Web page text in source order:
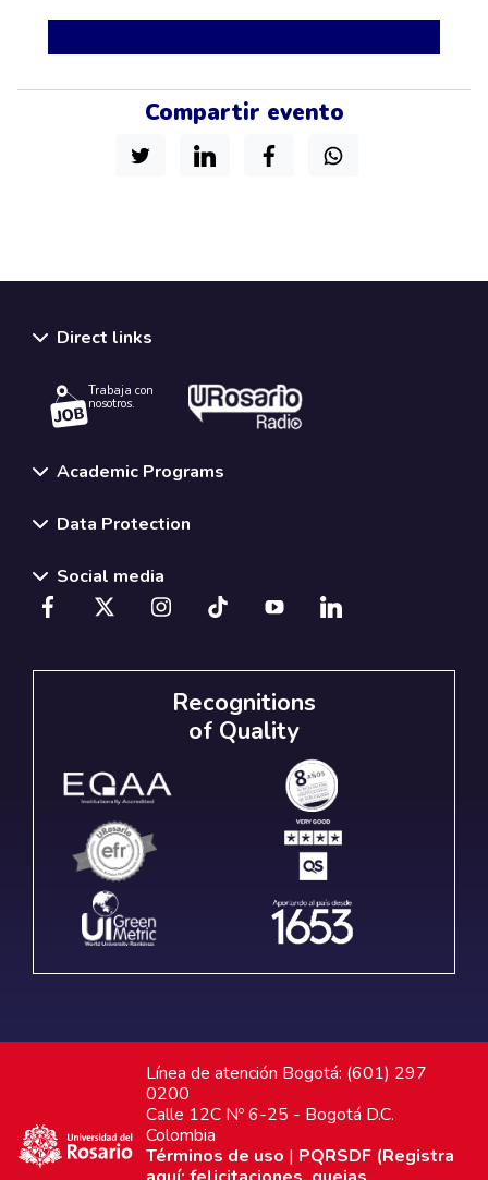
Compartir evento
Direct links
Trabaja con
nosotros.
Academic Programs
Data Protection
Social media
Recognitions
of Quality
Línea de atención Bogotá: (601) 297
0200
Calle 12C Nº 6-25 - Bogotá D.C.
Colombia
Términos de uso | PQRSDF (Registra